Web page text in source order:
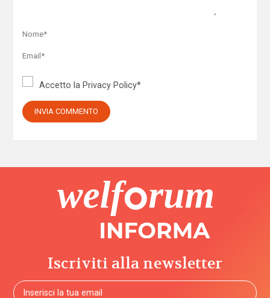
Accetto la Privacy Policy*
Iscriviti alla newsletter